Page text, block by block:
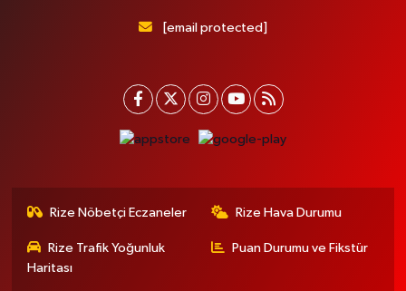
[email protected]
Rize Nöbetçi Eczaneler Rize Hava Durumu
Rize Trafik Yoğunluk
Haritası
Puan Durumu ve Fikstür